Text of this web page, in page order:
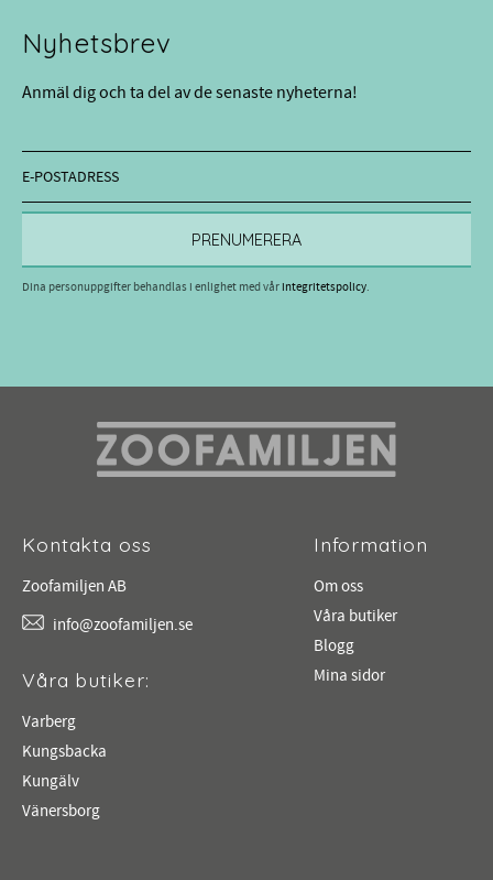
Nyhetsbrev
Anmäl dig och ta del av de senaste nyheterna!
PRENUMERERA
Dina personuppgifter behandlas i enlighet med vårintegritetspolicy.
Kontakta oss
Zoofamiljen AB
info@zoofamiljen.se
Våra butiker:
Varberg
Kungsbacka
Kungälv
Vänersborg
Information
Om oss
Våra butiker
Blogg
Mina sidor